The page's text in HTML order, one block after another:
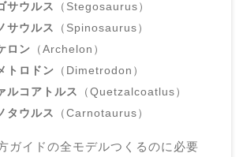
サウルス
（Stegosaurus）
サウルス
（Spinosaurus）
ロン （Archelon）
トロドン （Dimetrodon）
ルコアトルス
（Quetzalcoatlus）
タウルス
（Carnotaurus）
ガイドの全モデルつくるのに必要